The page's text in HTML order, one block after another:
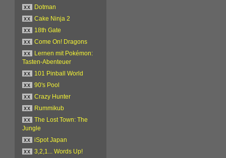
xx
Dotman
xx
Cake Ninja 2
xx
18th Gate
xx
Come On! Dragons
xx
Lernen mit Pokémon:
Tasten-Abenteuer
xx
101 Pinball World
xx
90's Pool
xx
Crazy Hunter
xx
Rummikub
xx
The Lost Town: The
Jungle
xx
iSpot Japan
xx
3,2,1... Words Up!